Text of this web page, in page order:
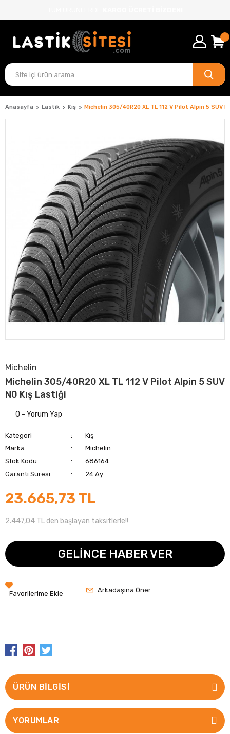
Anasayfa Lastik Kış Michelin 305/40R20 XL TL 112 V Pilot Alpin 5 SUV
Michelin
Michelin 305/40R20 XL TL 112 V Pilot Alpin 5 SUV
N0 Kış Lastiği
0 - Yorum Yap
Kategori
Kış
Marka
Michelin
Stok Kodu
686164
Garanti Süresi
24 Ay
23.665,73 TL
2.447,04 TL den başlayan taksitlerle!!
GELİNCE HABER VER
Arkadaşına Öner
ÜRÜN BILGISI
YORUMLAR